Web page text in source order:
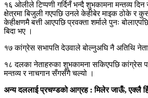
१६ ओलीले टिप्पणी गर्दिनँ भन्दै शुभकामना मन्तव्य
क्षेत्रमा बिजुली गएपछि उनले केहीबेर माइक ठोके र
केहीक्षणमै बत्ती आएपछि प्रवक्ता शर्माले पुनः
बिदा भए ।
१७‍ का‌ंग्रेस सभापति देउवाले बोल्नुअघि नै अतिथि
१८ दलका नेताहरुका शुभकामना सकिएपछि कांग्रेस
मन्तव्य र नाचगान सँगसँगै चल्यो ।
अन्य दललाई प्रचण्डको आग्रह : मिलेर जाऊँ, एक्लै